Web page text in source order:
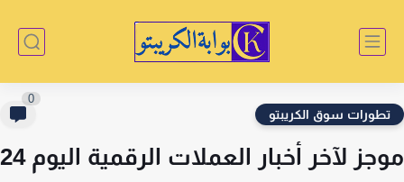
سوق الكريبتو
موجز لآخر أخبار العملات الرقمية اليوم 24